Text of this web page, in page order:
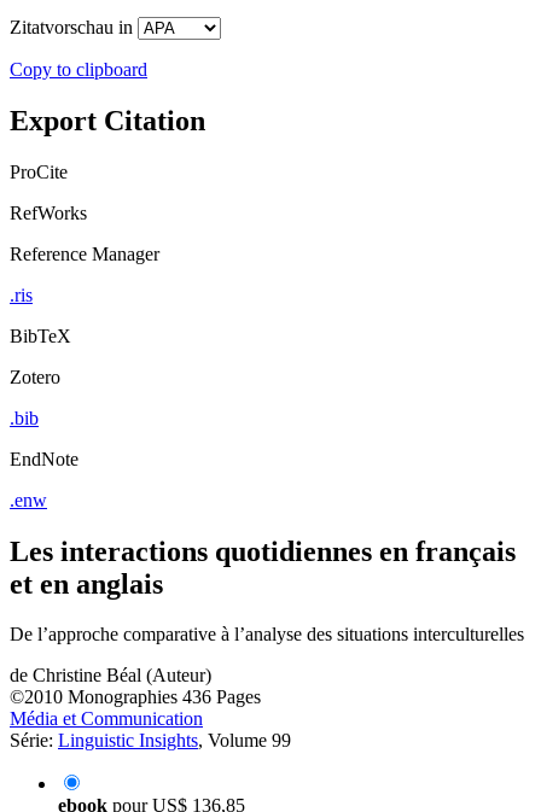
Zitatvorschau in
Copy to clipboard
Export Citation
ProCite
RefWorks
Reference Manager
.ris
BibTeX
Zotero
.bib
EndNote
.enw
Les interactions quotidiennes en français
et en anglais
De l’approche comparative à l’analyse des situations interculturelles
de Christine Béal (Auteur)
©2010 Monographies 436 Pages
Média et Communication
Série: Linguistic Insights, Volume 99
ebook pourUS$ 136,85